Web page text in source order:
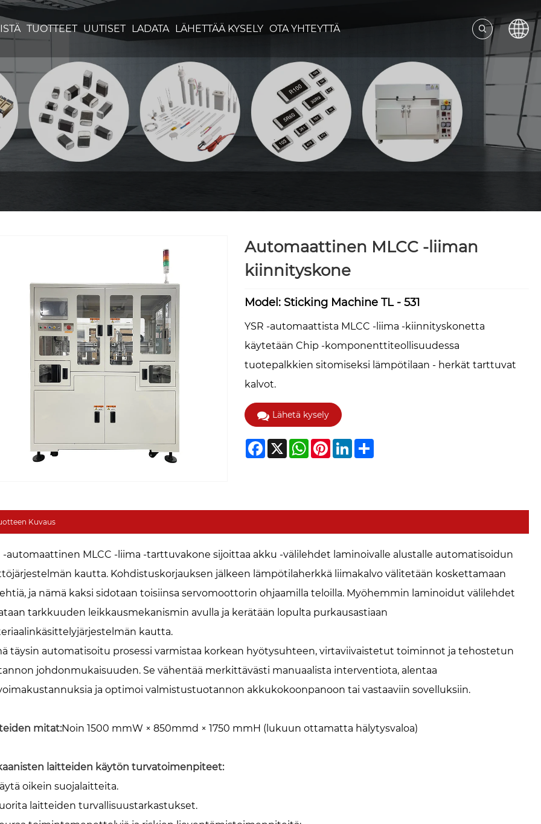
TUOTTEET UUTISET LADATA LÄHETTÄÄ KYSELY OTA YHTEYTTÄ
Automaattinen MLCC -liiman
kiinnityskone
Model: Sticking Machine TL - 531
YSR -automaattista MLCC -liima -kiinnityskonetta
käytetään Chip -komponenttiteollisuudessa
tuotepalkkien sitomiseksi lämpötilaan - herkät tarttuvat
kalvot.
Lähetä kysely
Facebook
X WhatsAppPinterestLinkedInShare
Kuvaus
-automaattinen MLCC -liima -tarttuvakone sijoittaa akku -välilehdet laminoivalle alustalle automatisoidun
kautta. Kohdistuskorjauksen jälkeen lämpötilaherkkä liimakalvo välitetään koskettamaan
ja nämä kaksi sidotaan toisiinsa servomoottorin ohjaamilla teloilla. Myöhemmin laminoidut välilehdet
tarkkuuden leikkausmekanismin avulla ja kerätään lopulta purkausastiaan
kautta.
täysin automatisoitu prosessi varmistaa korkean hyötysuhteen, virtaviivaistetut toiminnot ja tehostetun
johdonmukaisuuden. Se vähentää merkittävästi manuaalista interventiota, alentaa
ja optimoi valmistustuotannon akkukokoonpanoon tai vastaaviin sovelluksiin.
mitat:Noin 1500 mmW × 850mmd × 1750 mmH (lukuun ottamatta hälytysvaloa)
laitteiden käytön turvatoimenpiteet:
oikein suojalaitteita.
laitteiden turvallisuustarkastukset.